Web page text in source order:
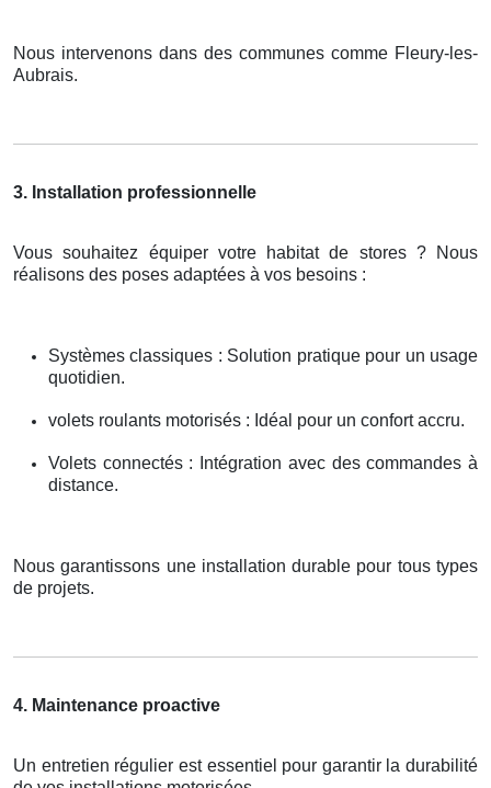
Nous intervenons dans des communes comme Fleury-les-
Aubrais.
3. Installation professionnelle
Vous souhaitez équiper votre habitat de stores ? Nous
réalisons des poses adaptées à vos besoins :
Systèmes classiques : Solution pratique pour un usage
quotidien.
volets roulants motorisés : Idéal pour un confort accru.
Volets connectés : Intégration avec des commandes à
distance.
Nous garantissons une installation durable pour tous types
de projets.
4. Maintenance proactive
Un entretien régulier est essentiel pour garantir la durabilité